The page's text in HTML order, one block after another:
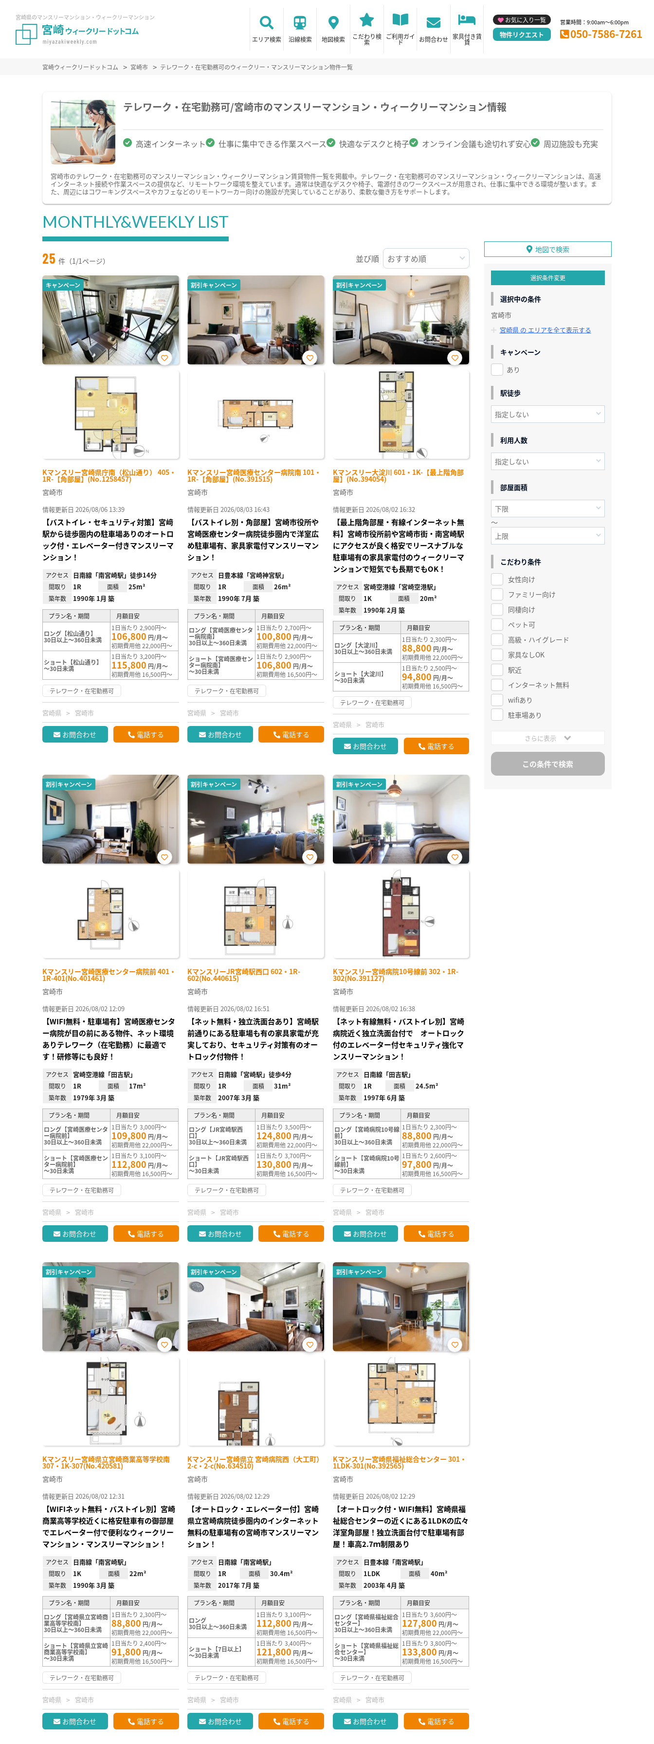
宮崎県のマンスリーマンション・ウィークリーマンション
エリア検索 沿線検索 地図検索 こだわり検
索
ご利用ガイ
ド お問合わせ 家具付き賃
貸
お気に入り一覧
物件リクエスト
営業時間：9:00am～6:00pm
050-7586-7261
宮崎ウィークリードットコム 宮崎市 テレワーク・在宅勤務可のウィークリー・マンスリーマンション物件一覧
テレワーク・在宅勤務可/宮崎市のマンスリーマンション・ウィークリーマンション情報
高速インターネット 仕事に集中できる作業スペース 快適なデスクと椅子 オンライン会議も途切れず安心 周辺施設も充実
宮崎市のテレワーク・在宅勤務可のマンスリーマンション・ウィークリーマンション賃貸物件一覧を掲載中。テレワーク・在宅勤務可のマンスリーマンション・ウィークリーマンションは、高速
インターネット接続や作業スペースの提供など、リモートワーク環境を整えています。通常は快適なデスクや椅子、電源付きのワークスペースが用意され、仕事に集中できる環境が整います。ま
た、周辺にはコワーキングスペースやカフェなどのリモートワーカー向けの施設が充実していることがあり、柔軟な働き方をサポートします。
MONTHLY&WEEKLY LIST
25 件（1/1ページ） 並び順
キャンペーン
Kマンスリー宮崎県庁南（松山通り） 405・
1R-【角部屋】(No.1258457)
お気
宮崎市
情報更新日 2026/08/06 13:39
【バストイレ・セキュリティ対策】宮﨑
駅から徒歩圏内の駐車場ありのオートロ
ック付・エレベーター付きマンスリーマ
ンション！
アクセス 日南線「南宮崎駅」徒歩14分
間取り 1R 面積 25m²
築年数 1990年 1月 築
プラン名・期間 月額目安
ロング【松山通り】
30日以上～360日未満
1日当たり 2,900円～
106,800 円/月～
初期費用他 22,000円～
ショート【松山通り】
～30日未満
1日当たり 3,200円～
115,800 円/月～
初期費用他 16,500円～
テレワーク・在宅勤務可
宮崎県 宮崎市
お問合わせ 電話する
割引キャンペーン
Kマンスリー宮崎医療センター病院南 101・
1R-【角部屋】(No.391515)
お気
宮崎市
情報更新日 2026/08/03 16:43
【バストイレ別・角部屋】宮崎市役所や
宮崎医療センター病院徒歩圏内で洋室広
め駐車場有、家具家電付マンスリーマン
ション！
アクセス 日豊本線「宮崎神宮駅」
間取り 1R 面積 26m²
築年数 1990年 7月 築
プラン名・期間
月額目安
ロング【宮崎医療センタ
ー病院南】
30日以上～360日未満
1日当たり 2,700円～
100,800 円/月～
初期費用他 22,000円～
ショート【宮崎医療セン
ター病院南】
～30日未満
1日当たり 2,900円～
106,800 円/月～
初期費用他 16,500円～
テレワーク・在宅勤務可
宮崎県 宮崎市
お問合わせ 電話する
割引キャンペーン
Kマンスリー大淀川 601・1K-【最上階角部
屋】(No.394054)
お気
宮崎市
情報更新日 2026/08/02 16:32
【最上階角部屋・有線インターネット無
料】宮崎市役所前や宮崎市街・南宮崎駅
にアクセスが良く格安でリースナブルな
駐車場有の家具家電付のウィークリーマ
ンションで短気でも長期でもOK！
アクセス 宮崎空港線「宮崎空港駅」
間取り 1K 面積 20m²
築年数 1990年 2月 築
プラン名・期間 月額目安
ロング【大淀川】
30日以上～360日未満
1日当たり 2,300円～
88,800 円/月～
初期費用他 22,000円～
ショート【大淀川】
～30日未満
1日当たり 2,500円～
94,800 円/月～
初期費用他 16,500円～
テレワーク・在宅勤務可
宮崎県 宮崎市
お問合わせ 電話する
割引キャンペーン
Kマンスリー宮崎医療センター病院前 401・
1R-401(No.401461)
お気
宮崎市
情報更新日 2026/08/02 12:09
【WIFI無料・駐車場有】宮崎医療センタ
ー病院が目の前にある物件、ネット環境
ありテレワーク（在宅勤務）に最適で
す！研修等にも良好！
アクセス 宮崎空港線「田吉駅」
間取り 1R 面積 17m²
築年数 1979年 3月 築
プラン名・期間
月額目安
ロング【宮崎医療センタ
ー病院前】
30日以上～360日未満
1日当たり 3,000円～
109,800 円/月～
初期費用他 22,000円～
ショート【宮崎医療セン
ター病院前】
～30日未満
1日当たり 3,100円～
112,800 円/月～
初期費用他 16,500円～
テレワーク・在宅勤務可
宮崎県 宮崎市
お問合わせ 電話する
割引キャンペーン
KマンスリーJR宮崎駅西口 602・1R-
602(No.440615)
お気
宮崎市
情報更新日 2026/08/02 16:51
【ネット無料・独立洗面台あり】宮崎駅
前通りにある駐車場も有の家具家電が充
実しており、セキュリティ対策有のオー
トロック付物件！
アクセス 日南線「宮崎駅」徒歩4分
間取り 1R 面積 31m²
築年数 2007年 3月 築
プラン名・期間
月額目安
ロング【JR宮崎駅西
口】
30日以上～360日未満
1日当たり 3,500円～
124,800 円/月～
初期費用他 22,000円～
ショート【JR宮崎駅西
口】
～30日未満
1日当たり 3,700円～
130,800 円/月～
初期費用他 16,500円～
テレワーク・在宅勤務可
宮崎県 宮崎市
お問合わせ 電話する
割引キャンペーン
Kマンスリー宮崎病院10号線前 302・1R-
302(No.391127)
お気
宮崎市
情報更新日 2026/08/02 16:38
【ネット有線無料・バストイレ別】宮崎
病院近く独立洗面台付で オートロック
付のエレベーター付セキュリティ強化マ
ンスリーマンション！
アクセス 日南線「田吉駅」
間取り 1R 面積 24.5m²
築年数 1997年 6月 築
プラン名・期間
月額目安
ロング【宮崎病院10号線
前】
30日以上～360日未満
1日当たり 2,300円～
88,800 円/月～
初期費用他 22,000円～
ショート【宮崎病院10号
線前】
～30日未満
1日当たり 2,600円～
97,800 円/月～
初期費用他 16,500円～
テレワーク・在宅勤務可
宮崎県 宮崎市
お問合わせ 電話する
割引キャンペーン
Kマンスリー宮崎県立宮崎商業高等学校南
307・1K-307(No.420581)
お気
宮崎市
情報更新日 2026/08/02 12:31
【WIFIネット無料・バストイレ別】宮崎
商業高等学校近くに格安駐車有の御部屋
でエレベーター付で便利なウィークリー
マンション・マンスリーマンション！
アクセス 日南線「南宮崎駅」
間取り 1K 面積 22m²
築年数 1990年 3月 築
プラン名・期間
月額目安
ロング【宮崎県立宮崎商
業高等学校南】
30日以上～360日未満
1日当たり 2,300円～
88,800 円/月～
初期費用他 22,000円～
ショート【宮崎県立宮崎
商業高等学校南】
～30日未満
1日当たり 2,400円～
91,800 円/月～
初期費用他 16,500円～
テレワーク・在宅勤務可
宮崎県 宮崎市
お問合わせ 電話する
割引キャンペーン
Kマンスリー宮崎県立 宮崎病院西（大工町）
2-c・2-c(No.634510)
お気
宮崎市
情報更新日 2026/08/02 12:29
【オートロック・エレベーター付】宮崎
県立宮崎病院徒歩圏内のインターネット
無料の駐車場有の宮崎市マンスリーマン
ション！
アクセス 日南線「南宮崎駅」
間取り 1R 面積 30.4m²
築年数 2017年 7月 築
プラン名・期間 月額目安
ロング
30日以上～360日未満
1日当たり 3,100円～
112,800 円/月～
初期費用他 16,500円～
ショート【7日以上】
～30日未満
1日当たり 3,400円～
121,800 円/月～
初期費用他 16,500円～
テレワーク・在宅勤務可
宮崎県 宮崎市
お問合わせ 電話する
割引キャンペーン
Kマンスリー宮崎県福祉総合センター 301・
1LDK-301(No.392565)
お気
宮崎市
情報更新日 2026/08/02 12:29
【オートロック付・WIFI無料】宮崎県福
祉総合センターの近くにある1LDKの広々
洋室角部屋！独立洗面台付で駐車場有部
屋！車高2.7ｍ制限あり
アクセス 日豊本線「南宮崎駅」
間取り 1LDK 面積 40m²
築年数 2003年 4月 築
プラン名・期間
月額目安
ロング【宮崎県福祉総合
センター】
30日以上～360日未満
1日当たり 3,600円～
127,800 円/月～
初期費用他 22,000円～
ショート【宮崎県福祉総
合センター】
～30日未満
1日当たり 3,800円～
133,800 円/月～
初期費用他 16,500円～
テレワーク・在宅勤務可
宮崎県 宮崎市
お問合わせ 電話する
地図で検索
選択条件変更
選択中の条件
宮崎市
宮崎県 の エリアを全て表示する
キャンペーン
あり
駅徒歩
利用人数
部屋面積
～
こだわり条件
女性向け
ファミリー向け
同棲向け
ペット可
高級・ハイグレード
家具なしOK
駅近
インターネット無料
wifiあり
駐車場あり
さらに表示